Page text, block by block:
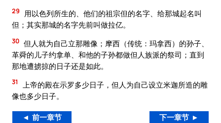
29
用以色列所生的、他们的祖宗但的名字、给那城起名叫
但；其实那城的名字先前叫做拉亿。
30 但人就为自己立那雕像；摩西（传统：玛拿西）的孙子、
革舜的儿子约拿单、和他的子孙都做但人族派的祭司；直到
那地遭掳掠的日子还是如此。
31
上帝的殿在示罗多少日子，但人为自己设立米迦所造的雕
像也多少日子。
◄ 前一章节 下一章节 ►